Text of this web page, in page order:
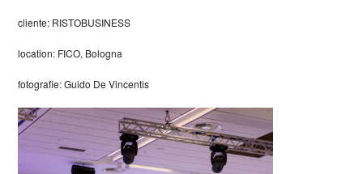
cliente: RISTOBUSINESS
location: FICO, Bologna
fotografie: Guido De Vincentis